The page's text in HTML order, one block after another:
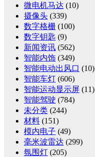
微电机马达 (10)
摄像头 (339)
数字格栅 (100)
数字钥匙 (9)
新闻资讯 (562)
智能内饰 (349)
智能电动出风口 (10)
智能车灯 (606)
智能运动显示屏 (11)
智能驾驶 (784)
未分类 (244)
材料 (151)
模内电子 (49)
毫米波雷达 (299)
氛围灯 (205)